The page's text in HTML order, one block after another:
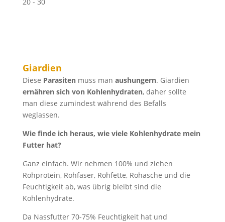
Giardien
Diese Parasitenmuss man aushungern. Giardien
ernähren sich von Kohlenhydraten, daher sollte
man diese zumindest während des Befalls
weglassen.
Wie finde ich heraus, wie viele Kohlenhydrate mein
Futter hat?
Ganz einfach. Wir nehmen 100% und ziehen
Rohprotein, Rohfaser, Rohfette, Rohasche und die
Feuchtigkeit ab, was übrig bleibt sind die
Kohlenhydrate.
Da Nassfutter 70-75% Feuchtigkeit hat und